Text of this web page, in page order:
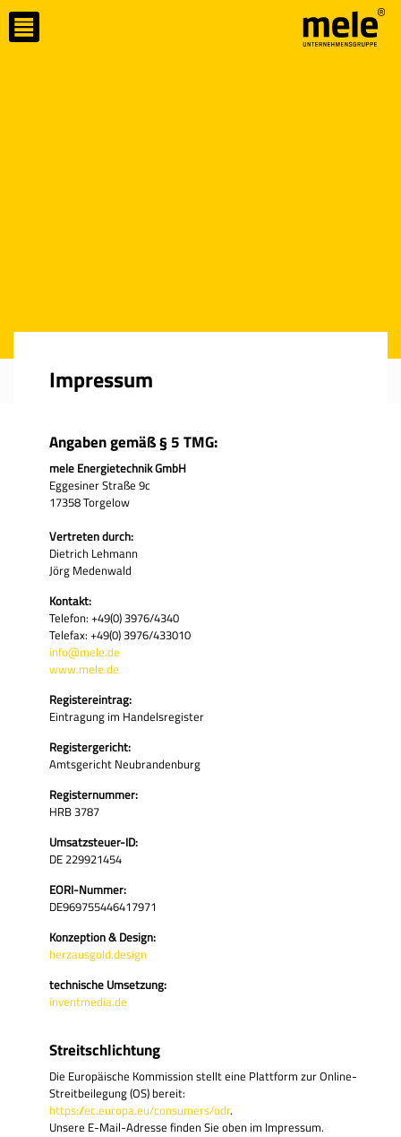
Impressum
Angaben gemäß § 5 TMG:
mele Energietechnik GmbH
Eggesiner Straße 9c
17358 Torgelow
Vertreten durch:
Dietrich Lehmann
Jörg Medenwald
Kontakt:
Telefon: +49(0) 3976/4340
Telefax: +49(0) 3976/433010
info@mele.de
www.mele.de
Registereintrag:
Eintragung im Handelsregister
Registergericht:
Amtsgericht Neubrandenburg
Registernummer:
HRB 3787
Umsatzsteuer-ID:
DE 229921454
EORI-Nummer:
DE969755446417971
Konzeption & Design:
herzausgold.design
technische Umsetzung:
inventmedia.de
Streitschlichtung
Die Europäische Kommission stellt eine Plattform zur Online-
Streitbeilegung (OS) bereit:
https://ec.europa.eu/consumers/odr.
Unsere E-Mail-Adresse finden Sie oben im Impressum.